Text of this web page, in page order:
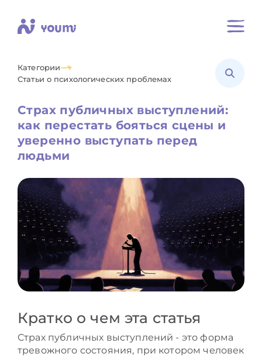
Категории
Статьи о психологических проблемах
Страх публичных выступлений:
как перестать бояться сцены и
уверенно выступать перед
людьми
Кратко о чем эта статья
Страх публичных выступлений - это форма
тревожного состояния, при котором человек